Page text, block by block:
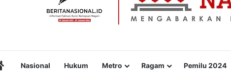
HomeNasional Hukum Metro Ragam Pemilu 2024